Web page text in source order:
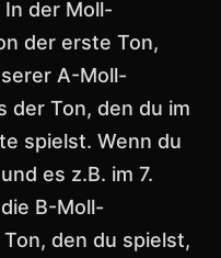
der Moll-
der erste Ton,
A-Moll-
der Ton, den du im
spielst. Wenn du
es z.B. im 7.
B-Moll-
den du spielst,